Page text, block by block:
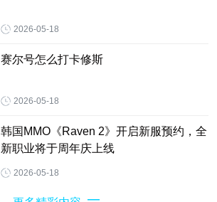
2026-05-18
赛尔号怎么打卡修斯
2026-05-18
韩国MMO《Raven 2》开启新服预约，全
新职业将于周年庆上线
2026-05-18